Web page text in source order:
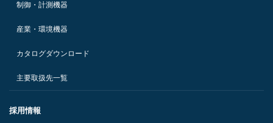
制御・計測機器
産業・環境機器
カタログダウンロード
主要取扱先一覧
採用情報